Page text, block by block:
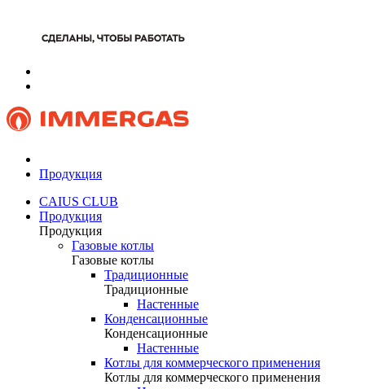
Продукция
CAIUS CLUB
Продукция
Продукция
Газовые котлы
Газовые котлы
Традиционные
Традиционные
Настенные
Конденсационные
Конденсационные
Настенные
Котлы для коммерческого применения
Котлы для коммерческого применения